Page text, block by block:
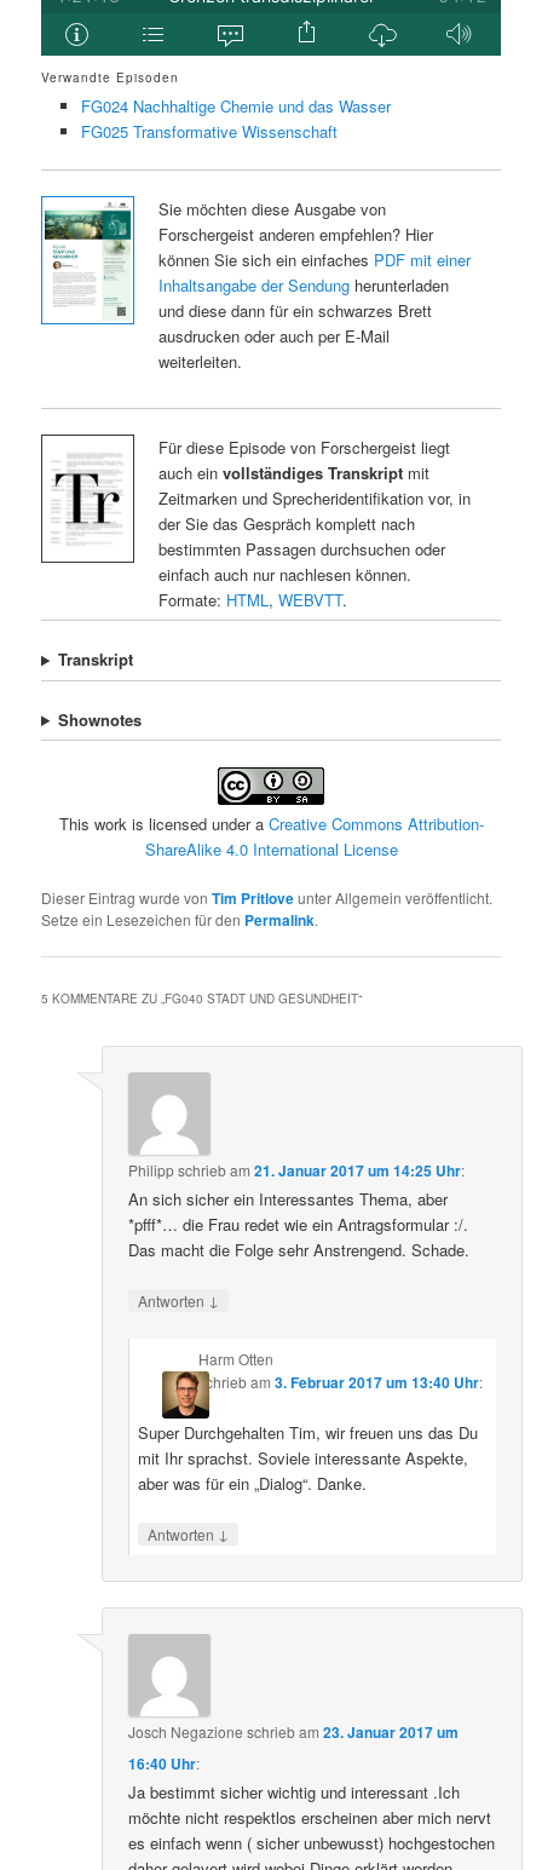
Verwandte Episoden
FG024 Nachhaltige Chemie und das Wasser
FG025 Transformative Wissenschaft
Sie möchten diese Ausgabe von
Forschergeist anderen empfehlen? Hier
können Sie sich ein einfaches PDF mit einer
Inhaltsangabe der Sendungherunterladen
und diese dann für ein schwarzes Brett
ausdrucken oder auch per E-Mail
weiterleiten.
Für diese Episode von Forschergeist liegt
auch ein vollständiges Transkriptmit
Zeitmarken und Sprecheridentifikation vor, in
der Sie das Gespräch komplett nach
bestimmten Passagen durchsuchen oder
einfach auch nur nachlesen können.
Formate: HTML , WEBVTT.
Transkript
Shownotes
This work is licensed under a Creative Commons Attribution-
ShareAlike 4.0 International License
Dieser Eintrag wurde vonTim Pritloveunter Allgemein veröffentlicht.
Setze ein Lesezeichen für den Permalink.
5 KOMMENTARE ZU „FG040 STADT UND GESUNDHEIT“
Philippschriebam21. Januar 2017 um 14:25 Uhr:
An sich sicher ein Interessantes Thema, aber
*pfff*… die Frau redet wie ein Antragsformular :/.
Das macht die Folge sehr Anstrengend. Schade.
Antworten ↓
Harm Otten
schriebam 3. Februar 2017 um 13:40 Uhr:
Super Durchgehalten Tim, wir freuen uns das Du
mit Ihr sprachst. Soviele interessante Aspekte,
aber was für ein „Dialog“. Danke.
Antworten ↓
Josch Negazione schriebam23. Januar 2017 um
16:40 Uhr:
Ja bestimmt sicher wichtig und interessant .Ich
möchte nicht respektlos erscheinen aber mich nervt
es einfach wenn ( sicher unbewusst) hochgestochen